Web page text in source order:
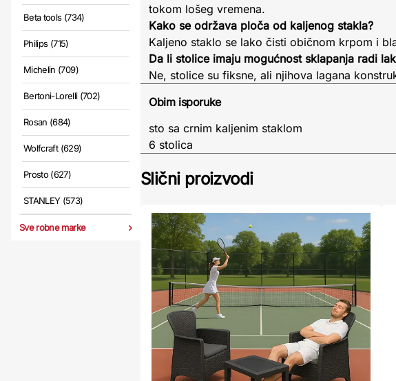
Beta tools (734)
Philips (715)
Michelin (709)
Bertoni-Lorelli (702)
Rosan (684)
Wolfcraft (629)
Prosto (627)
STANLEY (573)
Sve robne marke
tokom lošeg vremena.
Kako se održava ploča od kaljenog stakla?
Kaljeno staklo se lako čisti običnom krpom i
Da li stolice imaju mogućnost sklapanja radi
Ne, stolice su fiksne, ali njihova lagana
Obim isporuke
sto sa crnim kaljenim staklom
6 stolica
Slični proizvodi